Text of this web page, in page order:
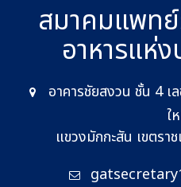
สมาคมแพท
อาหารแห่ง
อาคารชัยสงวน ชั้น 4
ใ
แขวงมักกะสัน เขตรา